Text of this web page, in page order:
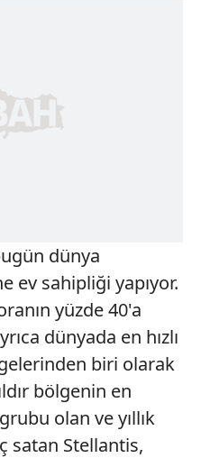
dünya
ev sahipliği yapıyor.
yüzde 40'a
dünyada en hızlı
biri olarak
bölgenin en
olan ve yıllık
satan Stellantis,